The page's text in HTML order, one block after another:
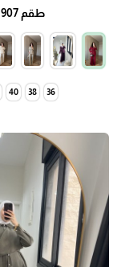
طقم 907
36
38
40